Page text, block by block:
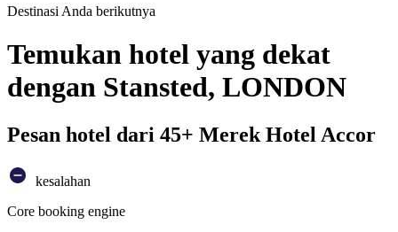
Destinasi Anda berikutnya
Temukan hotel yang dekat
dengan Stansted, LONDON
Pesan hotel dari 45+ Merek Hotel Accor
kesalahan
Core booking engine